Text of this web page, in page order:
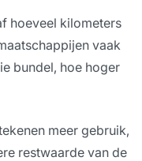
hoeveel kilometers
vaak
bundel, hoe hoger
meer gebruik,
restwaarde van de